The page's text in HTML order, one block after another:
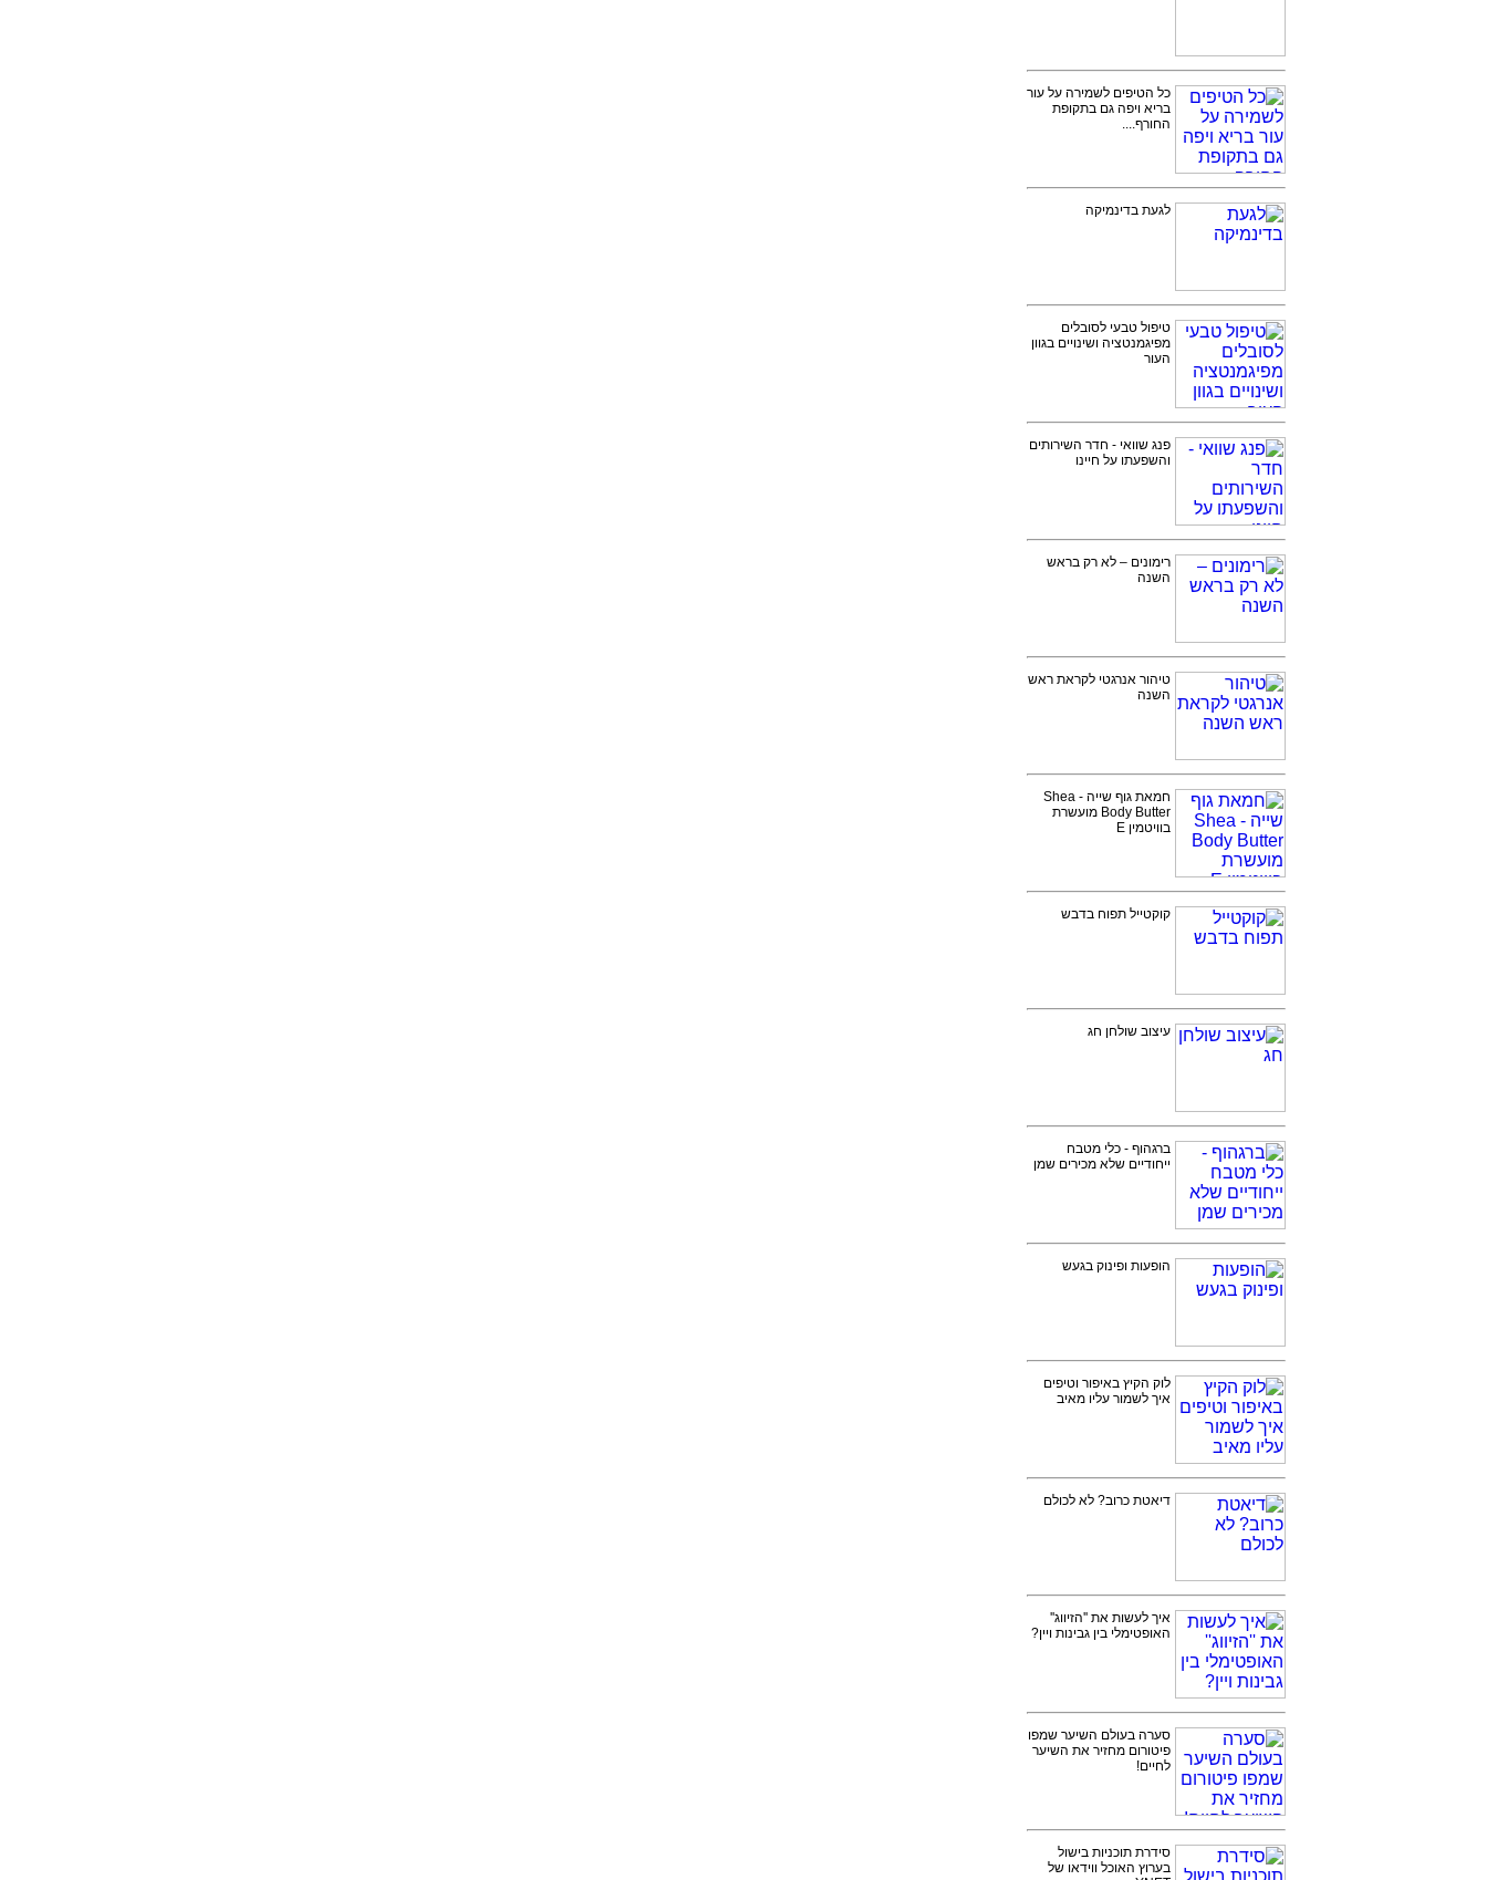
כל הטיפים לשמירה על עור
בריא ויפה גם בתקופת
החורף....
לגעת בדינמיקה
טיפול טבעי לסובלים
מפיגמנטציה ושינויים בגוון
העור
פנג שוואי - חדר השירותים
והשפעתו על חיינו
רימונים – לא רק בראש
השנה
טיהור אנרגטי לקראת ראש
השנה
חמאת גוף שייה - Shea
Body Butter מועשרת
בוויטמין E
קוקטייל תפוח בדבש
עיצוב שולחן חג
ברגהוף - כלי מטבח
ייחודיים שלא מכירים שמן
הופעות ופינוק בגעש
לוק הקיץ באיפור וטיפים
איך לשמור עליו מאיב
דיאטת כרוב? לא לכולם
איך לעשות את ''הזיווג''
האופטימלי בין גבינות ויין?
סערה בעולם השיער שמפו
פיטורום מחזיר את השיער
לחיים!
סידרת תוכניות בישול
בערוץ האוכל ווידאו של